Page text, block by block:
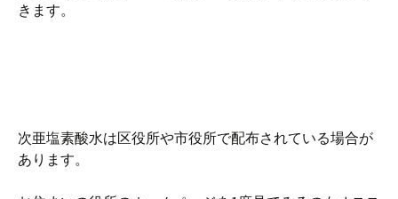
きます。
次亜塩素酸水は区役所や市役所で配布されている場合が
あります。